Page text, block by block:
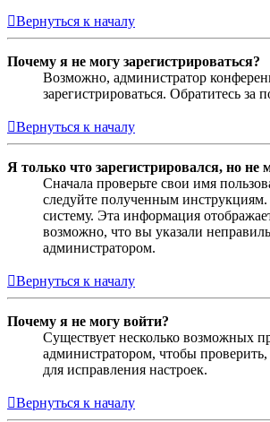
Вернуться к началу
Почему я не могу зарегистрироваться?
Возможно, администратор
зарегистрироваться. Обратитесь
Вернуться к началу
Я только что зарегистрировался, но не
Сначала проверьте свои имя
следуйте полученным
систему. Эта информация
возможно, что вы указали
администратором.
Вернуться к началу
Почему я не могу войти?
Существует несколько возможных
администратором, чтобы
для исправления настроек.
Вернуться к началу